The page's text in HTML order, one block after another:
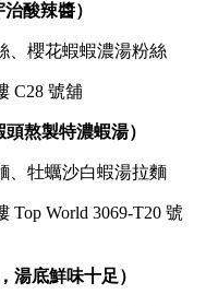
酸辣醬）
、櫻花蝦蝦濃湯粉絲
C28 號舖
熬製特濃蝦湯）
、牡蠣沙白蝦湯拉麵
Top World 3069-T20 號
湯底鮮味十足）